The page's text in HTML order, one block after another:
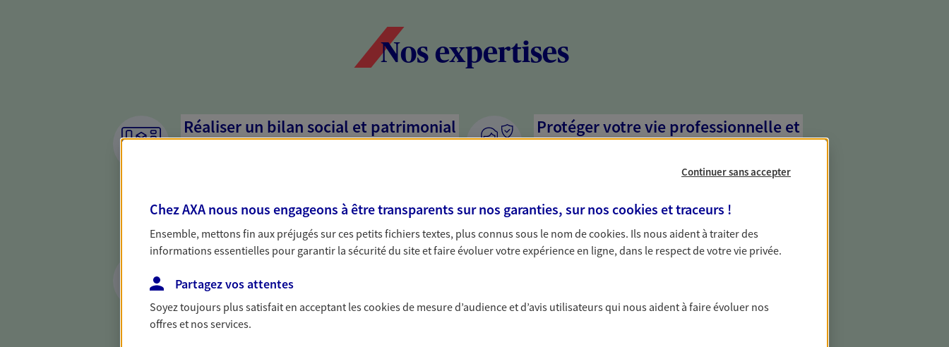
Nos expertises
Réaliser un bilan social et patrimonial
dresser un bilan complet de votre situation. Une analyse
solide pour vous formuler des conseils cohérents avec vos
besoins.
Protéger votre vie professionnelle et
Nous sommes à votre écoute pour vous proposer des
activité, mais aussi les risques liés à votre vie privée. Un seul
interlocuteur pour tous vos besoins, ça change tout.
Vous accompagner pour assurer votre
prêt immobilier
Vous avez un prêt immobilier en cours et vous souhaitez
faire des économies ? Vous prévoyez un prêt en vue d'un
Proposer des solutions d'épargne
Épargne responsable, solidaire, citoyenne… au-delà des
Continuer sans accepter
Chez AXA nous nous engageons à être transparents sur nos garanties, sur nos cookies et traceurs !
Ensemble, mettons fin aux préjugés sur ces petits fichiers textes, plus connus sous le nom decookies. Ils nous aident à traiter des
informations essentielles pour garantir la sécurité du site et faire évoluer votre expérience en ligne, dans le respect de votre vie privée.
Partagez vos attentes
Soyez toujours plus satisfait en acceptant lescookiesde mesure d’audience et d’avis utilisateurs qui nous aident à faire évoluer nos
offres et nos services.